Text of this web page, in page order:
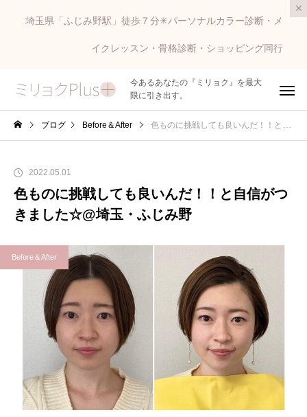
埼玉県「ふじみ野駅」徒歩７分✳︎パーソナルカラー診断・メ
イクレッスン・骨格診断・ショッピング同行
今あるあなたの『ミリョク』を最大
限に引き出す。
ブログ Before＆After 色ものに挑戦しても良いんだ！！と自信がつきました☆@埼玉・ふじみ野
2022.05.01
色ものに挑戦しても良いんだ！！と自信がつ
きました☆@埼玉・ふじみ野
Before＆After